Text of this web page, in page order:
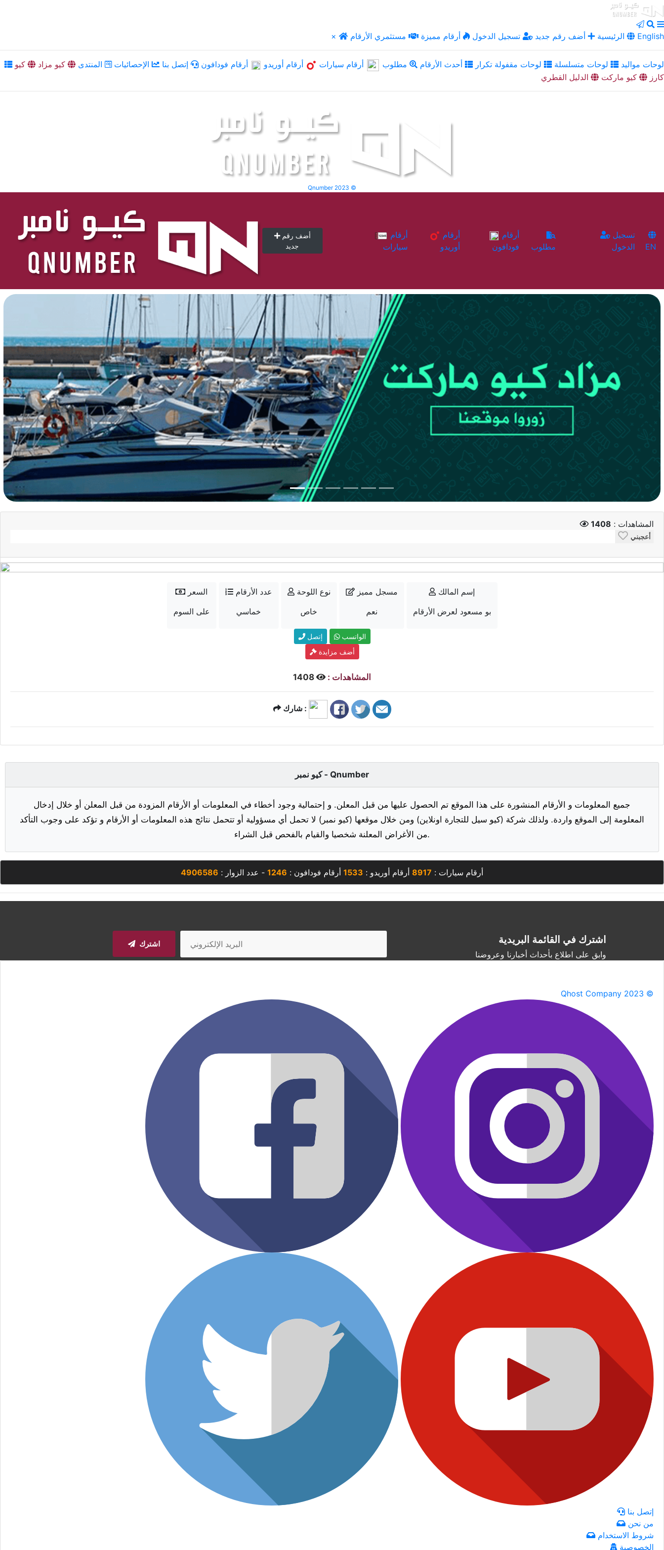
× الرئيسية أضف رقم جديد تسجيل الدخول أرقام مميزة مستثمري الأرقام English
لوحات مواليد لوحات متسلسلة لوحات مقفولة تكرار أحدث الأرقام مطلوب أرقام سيارات أرقام أوريدو أرقام فودافون إتصل بنا الإحصائيات المنتدى كيو مزاد
كيو
كارز
كيو ماركت الدليل القطري
Qnumber 2023 ©
أضف رقم
جديد
سيارات
أوريدو
فودافون
مطلوب
الدخول
EN
المشاهدات : 1408
أعجبني
السعر
على السوم
عدد الأرقام
خماسي
نوع اللوحة
خاص
مسجل مميز
نعم
إسم المالك
بو مسعود لعرض الأرقام
إتصل
الواتسب
أضف مزايدة
المشاهدات :
شارك :
كيو نمبر - Qnumber
جميع المعلومات و الأرقام المنشورة على هذا الموقع تم الحصول عليها من قبل المعلن. و إحتمالية وجود أخطاء في المعلومات أو الأرقام المزودة من قبل المعلن أو خلال إدخال
المعلومة إلى الموقع واردة. ولذلك شركة (كيو سيل للتجارة اونلاين) ومن خلال موقعها (كيو نمبر) لا تحمل أي مسؤولية أو تتحمل نتائج هذه المعلومات أو الأرقام و تؤكد على وجوب التأكد
من الأغراض المعلنة شخصيا والقيام بالفحص قبل الشراء.
أرقام سيارات : 8917 أرقام أوريدو : 1533 أرقام فودافون : 1246 - عدد الزوار : 4906586
اشترك في القائمة البريدية
وابق على اطلاع بأحداث أخبارنا وعروضنا
اشترك
Qhost Company 2023 ©
إتصل بنا
من نحن
شروط الاستخدام
الخصوصية